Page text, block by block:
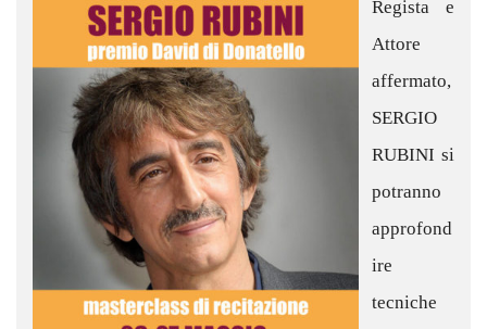
affermato,
SERGIO
RUBINI si
potranno
approfond
ire
tecniche
d’
improvvis